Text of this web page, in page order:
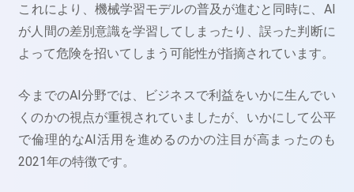
これにより、機械学習モデルの普及が進むと同時に、AI
が人間の差別意識を学習してしまったり、誤った判断に
よって危険を招いてしまう可能性が指摘されています。
今までのAI分野では、ビジネスで利益をいかに生んでい
くのかの視点が重視されていましたが、いかにして公平
で倫理的なAI活用を進めるのかの注目が高まったのも
2021年の特徴です。